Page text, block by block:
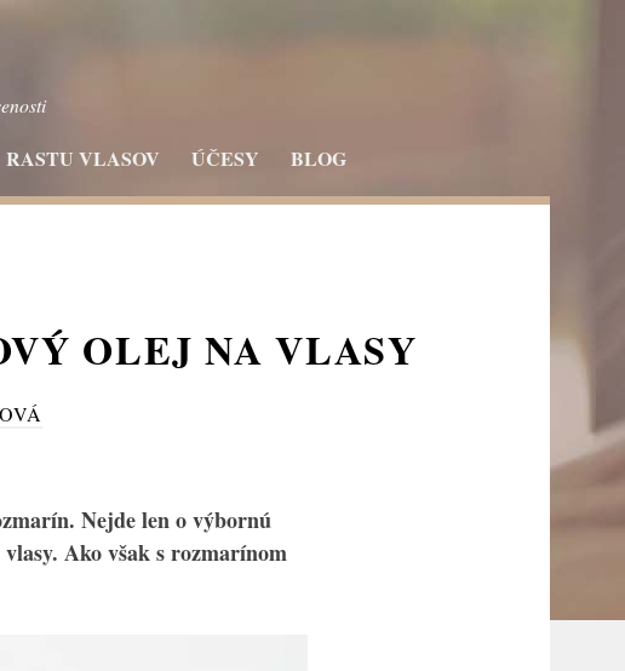
RASTU VLASOV ÚČESY BLOG
OLEJ NA VLASY
Nejde len o výbornú
Ako však s rozmarínom